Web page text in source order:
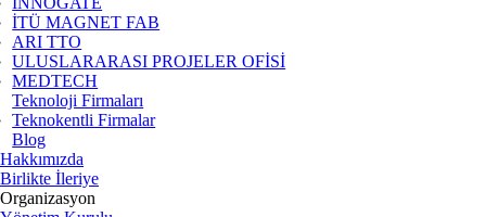
İTÜ MAGNET FAB
ARI TTO
ULUSLARARASI PROJELER OFİSİ
MEDTECH
Teknoloji Firmaları
Teknokentli Firmalar
Blog
Hakkımızda
Birlikte İleriye
Organizasyon